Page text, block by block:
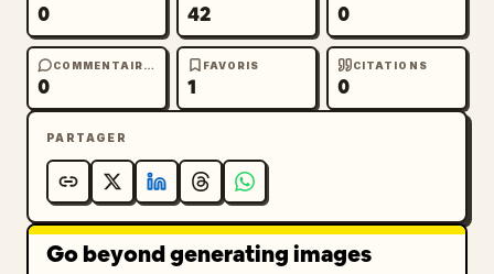
0 42 0
COMMENTAIRES
0
FAVORIS
1
CITATIONS
0
PARTAGER
Go beyond generating images